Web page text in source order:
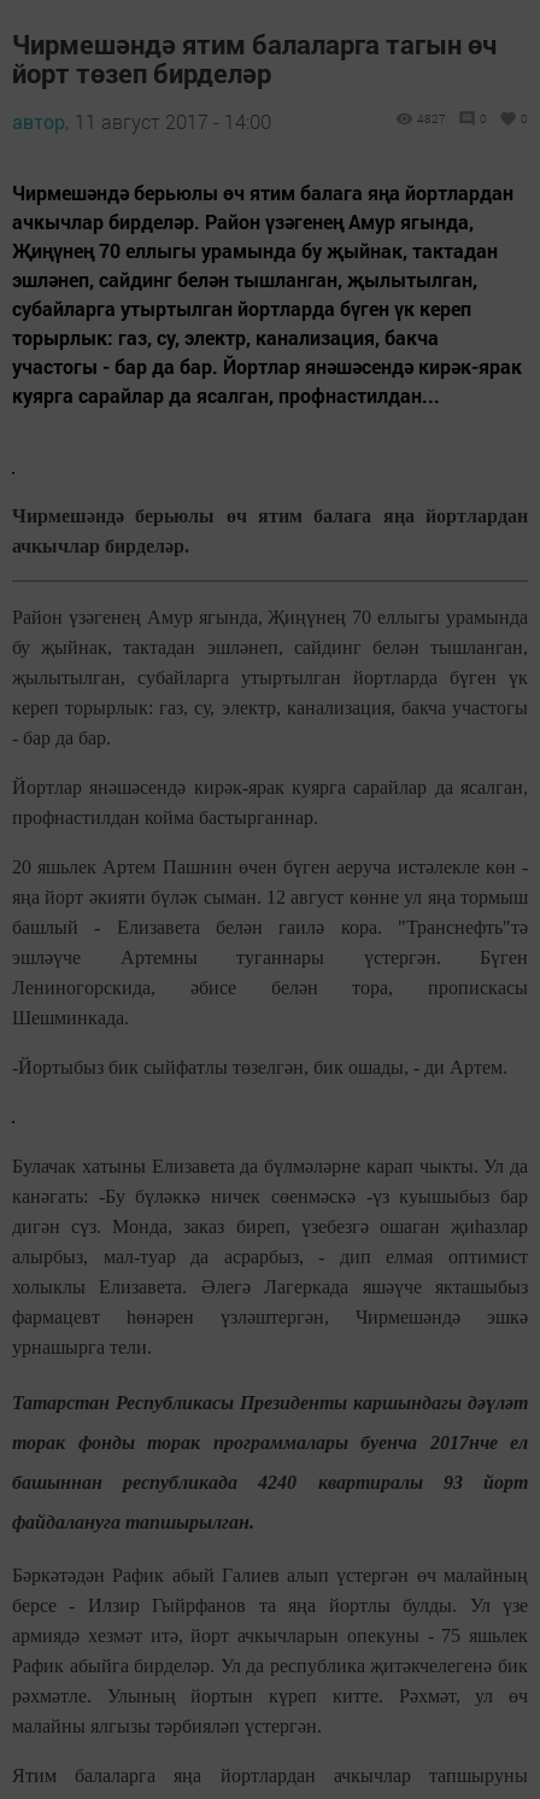
Чирмешәндә ятим балаларга тагын өч
йорт төзеп бирделәр
автор, 11 август 2017 - 14:00 4827 0 0
Чирмешәндә берьюлы өч ятим балага яңа йортлардан
ачкычлар бирделәр. Район үзәгенең Амур ягында,
Җиңүнең 70 еллыгы урамында бу җыйнак, тактадан
эшләнеп, сайдинг белән тышланган, җылытылган,
субайларга утыртылган йортларда бүген үк кереп
торырлык: газ, су, электр, канализация, бакча
участогы - бар да бар. Йортлар янәшәсендә кирәк-ярак
куярга сарайлар да ясалган, профнастилдан...
Чирмешәндә берьюлы өч ятим балага яңа йортлардан
ачкычлар бирделәр.
Район үзәгенең Амур ягында, Җиңүнең 70 еллыгы урамында
бу җыйнак, тактадан эшләнеп, сайдинг белән тышланган,
җылытылган, субайларга утыртылган йортларда бүген үк
кереп торырлык: газ, су, электр, канализация, бакча участогы
- бар да бар.
Йортлар янәшәсендә кирәк-ярак куярга сарайлар да ясалган,
профнастилдан койма бастырганнар.
20 яшьлек Артем Пашнин өчен бүген аеруча истәлекле көн -
яңа йорт әкияти бүләк сыман. 12 август көнне ул яңа тормыш
башлый - Елизавета белән гаилә кора. "Транснефть"тә
эшләүче Артемны туганнары үстергән. Бүген
Лениногорскида, әбисе белән тора, пропискасы
Шешминкада.
-Йортыбыз бик сыйфатлы төзелгән, бик ошады, - ди Артем.
Булачак хатыны Елизавета да бүлмәләрне карап чыкты. Ул да
канәгать: -Бу бүләккә ничек сөенмәскә -үз куышыбыз бар
дигән сүз. Монда, заказ биреп, үзебезгә ошаган җиһазлар
алырбыз, мал-туар да асрарбыз, - дип елмая оптимист
холыклы Елизавета. Әлегә Лагеркада яшәүче якташыбыз
фармацевт һөнәрен үзләштергән, Чирмешәндә эшкә
урнашырга тели.
Татарстан Республикасы Президенты каршындагы дәүләт
торак фонды торак программалары буенча 2017нче ел
башыннан республикада 4240 квартиралы 93 йорт
файдалануга тапшырылган.
Бәркәтәдән Рафик абый Галиев алып үстергән өч малайның
берсе - Илзир Гыйрфанов та яңа йортлы булды. Ул үзе
армиядә хезмәт итә, йорт ачкычларын опекуны - 75 яшьлек
Рафик абыйга бирделәр. Ул да республика җитәкчелегенә бик
рәхмәтле. Улының йортын күреп китте. Рәхмәт, ул өч
малайны ялгызы тәрбияләп үстергән.
Ятим балаларга яңа йортлардан ачкычлар тапшыруны